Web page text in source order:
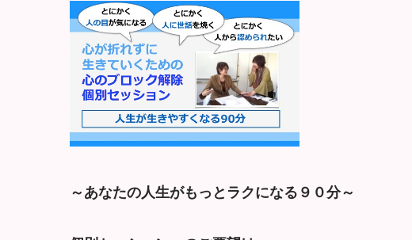
～あなたの人生がもっとラクになる９０分～